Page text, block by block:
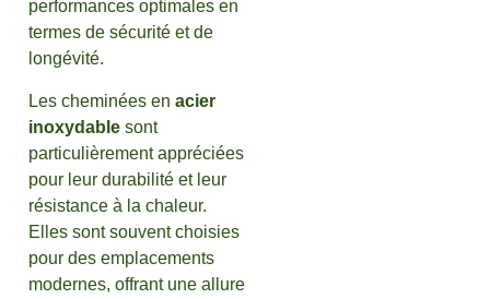
performances optimales en
termes de sécurité et de
longévité.
Les cheminées en acier
inoxydable sont
particulièrement appréciées
pour leur durabilité et leur
résistance à la chaleur.
Elles sont souvent choisies
pour des emplacements
modernes, offrant une allure